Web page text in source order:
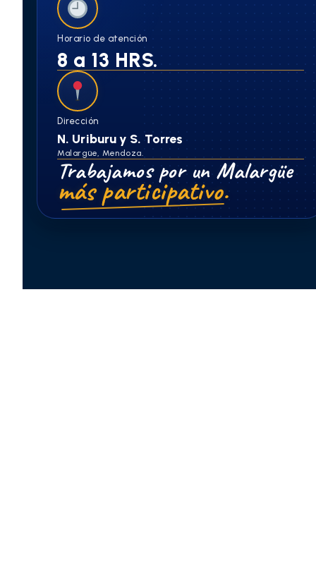
Horario de atención
8 a 13 HRS.
Dirección
N. Uriburu y S. Torres
Malargüe, Mendoza.
Trabajamos por un Malargüe
más participativo.